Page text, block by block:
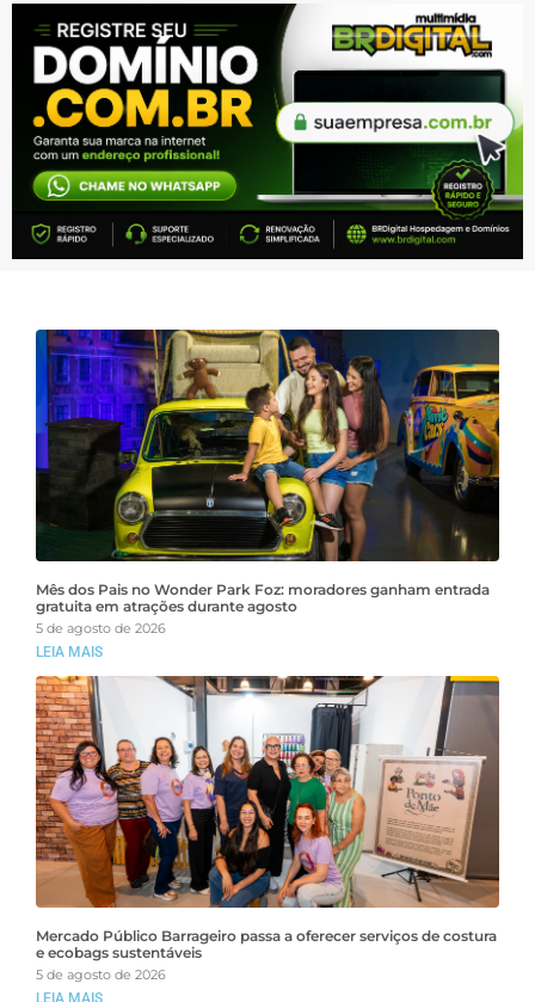
Mês dos Pais no Wonder Park Foz: moradores ganham entrada
gratuita em atrações durante agosto
5 de agosto de 2026
LEIA MAIS
Mercado Público Barrageiro passa a oferecer serviços de costura
e ecobags sustentáveis
5 de agosto de 2026
LEIA MAIS